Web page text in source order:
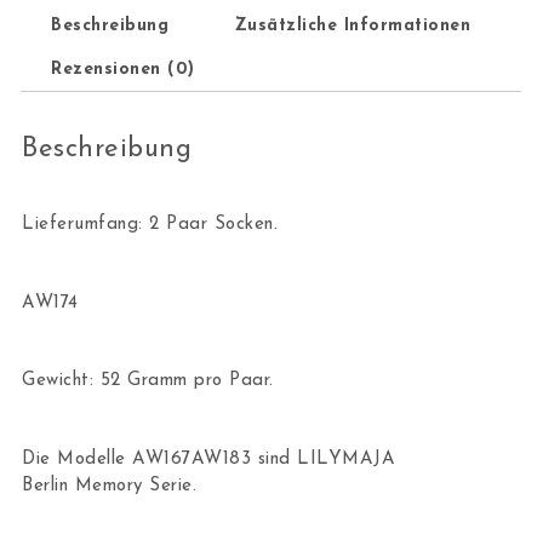
Beschreibung Zusätzliche Informationen
Rezensionen (0)
Beschreibung
Lieferumfang: 2 Paar Socken.
AW174
Gewicht: 52 Gramm pro Paar.
Die Modelle AW167AW183 sind LILYMAJA
Berlin Memory Serie.